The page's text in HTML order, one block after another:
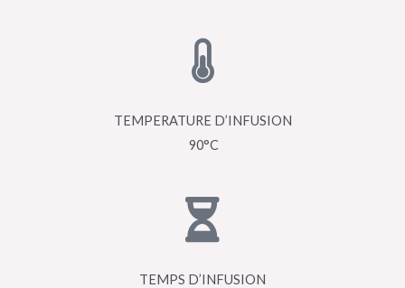
TEMPERATURE D’INFUSION
90°C
TEMPS D’INFUSION